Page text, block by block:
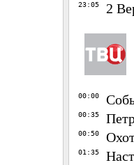
23:05 2
00:00
00:35
00:50
01:35